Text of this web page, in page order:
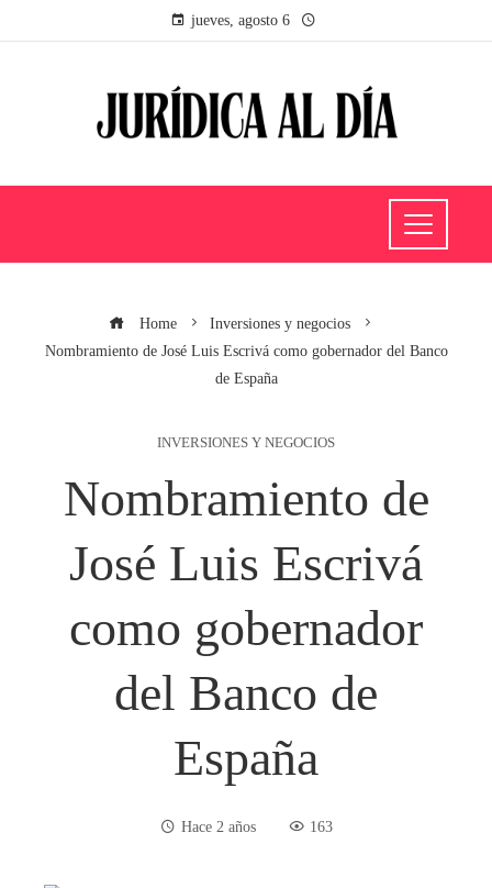
jueves, agosto 6
Home
Inversiones y negocios
Nombramiento de José Luis Escrivá como gobernador del Banco
de España
INVERSIONES Y NEGOCIOS
Nombramiento de
José Luis Escrivá
como gobernador
del Banco de
España
Hace 2 años 163